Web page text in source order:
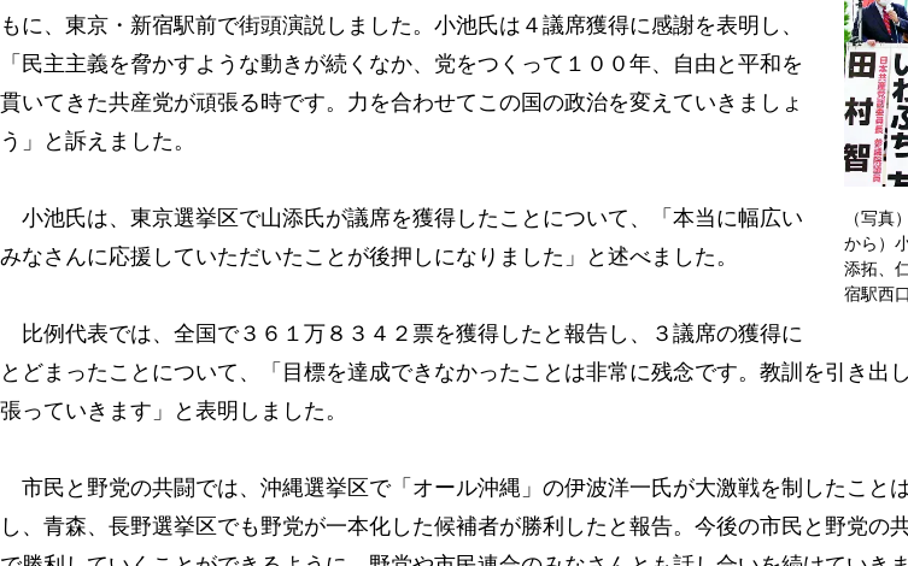
（写真
から）
添拓、
宿駅西口
もに、東京・新宿駅前で街頭演説しました。小池氏は４議席獲得に感謝を表明し、
「民主主義を脅かすような動きが続くなか、党をつくって１００年、自由と平和を
貫いてきた共産党が頑張る時です。力を合わせてこの国の政治を変えていきましょ
う」と訴えました。
小池氏は、東京選挙区で山添氏が議席を獲得したことについて、「本当に幅広い
みなさんに応援していただいたことが後押しになりました」と述べました。
比例代表では、全国で３６１万８３４２票を獲得したと報告し、３議席の獲得に
とどまったことについて、「目標を達成できなかったことは非常に残念です。教訓を引き出
張っていきます」と表明しました。
市民と野党の共闘では、沖縄選挙区で「オール沖縄」の伊波洋一氏が大激戦を制したこと
し、青森、長野選挙区でも野党が一本化した候補者が勝利したと報告。今後の市民と野党の